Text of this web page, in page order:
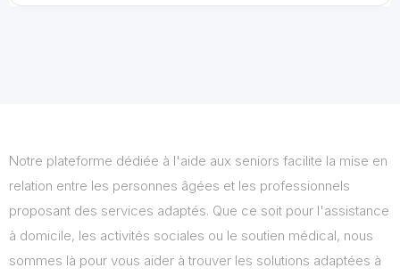
Notre plateforme dédiée à l'aide aux seniors facilite la mise en
relation entre les personnes âgées et les professionnels
proposant des services adaptés. Que ce soit pour l'assistance
à domicile, les activités sociales ou le soutien médical, nous
sommes là pour vous aider à trouver les solutions adaptées à